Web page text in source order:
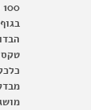
100 קולות